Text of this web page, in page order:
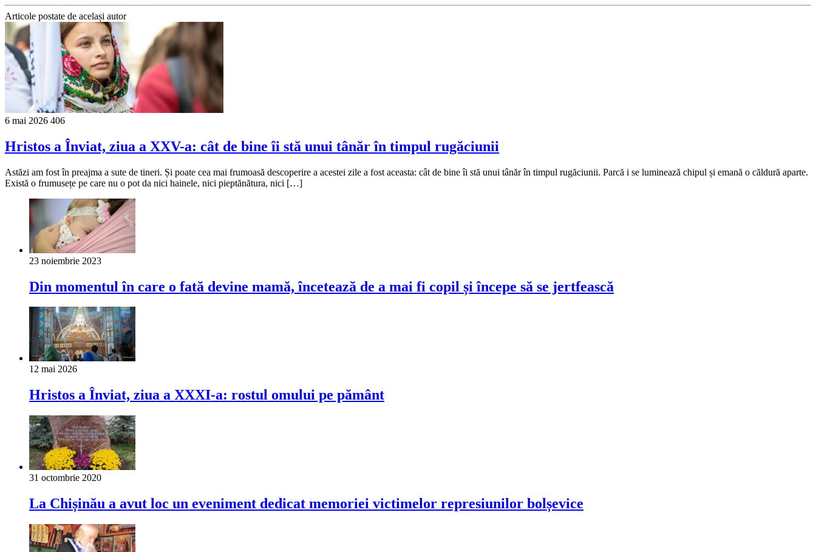
Articole postate de același autor
6 mai 2026 406
Hristos a Înviat, ziua a XXV-a: cât de bine îi stă unui tânăr în timpul rugăciunii
Astăzi am fost în preajma a sute de tineri. Și poate cea mai frumoasă descoperire a acestei zile a fost aceasta: cât de bine îi stă unui tânăr în timpul rugăciunii. Parcă i se luminează chipul și emană o căldură aparte.
Există o frumusețe pe care nu o pot da nici hainele, nici pieptănătura, nici […]
23 noiembrie 2023
Din momentul în care o fată devine mamă, încetează de a mai fi copil și începe să se jertfească
12 mai 2026
Hristos a Înviat, ziua a XXXI-a: rostul omului pe pământ
31 octombrie 2020
La Chișinău a avut loc un eveniment dedicat memoriei victimelor represiunilor bolșevice